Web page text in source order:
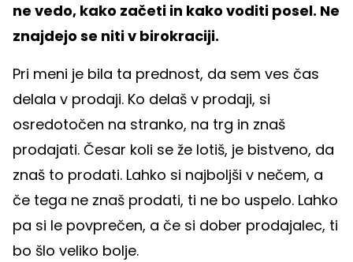
ne vedo, kako začeti in kako voditi posel. Ne
znajdejo se niti v birokraciji.
Pri meni je bila ta prednost, da sem ves čas
delala v prodaji. Ko delaš v prodaji, si
osredotočen na stranko, na trg in znaš
prodajati. Česar koli se že lotiš, je bistveno, da
znaš to prodati. Lahko si najboljši v nečem, a
če tega ne znaš prodati, ti ne bo uspelo. Lahko
pa si le povprečen, a če si dober prodajalec, ti
bo šlo veliko bolje.